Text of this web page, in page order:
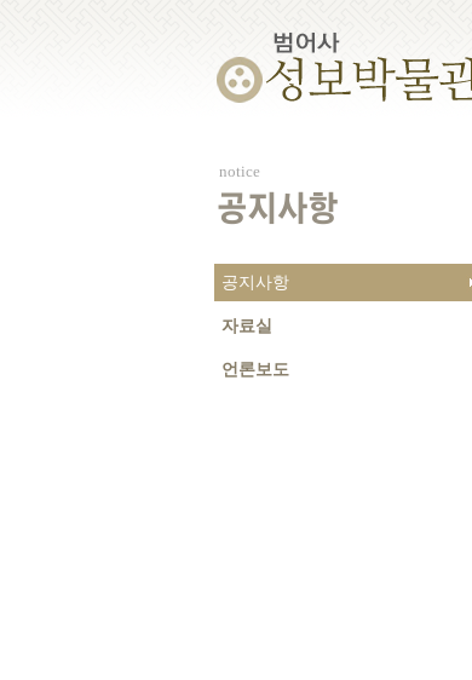
notice
공지사항
공지사항
자료실
언론보도